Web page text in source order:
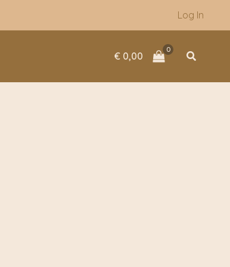
Log In
€ 0,00 Zoeken